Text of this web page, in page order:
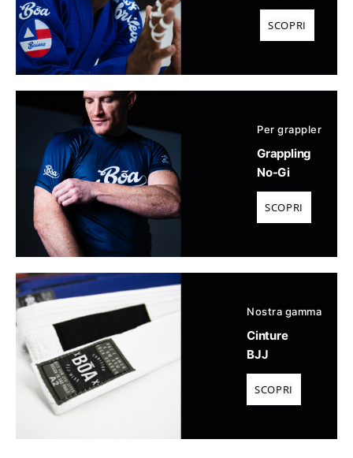
SCOPRI
Per grappler
Grappling
No-Gi
SCOPRI
Nostra gamma
Cinture
BJJ
SCOPRI